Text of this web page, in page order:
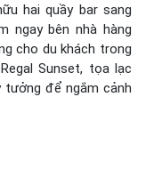
hai quầy bar sang
ngay bên nhà hàng
cho du khách trong
Sunset, tọa lạc
để ngắm cảnh